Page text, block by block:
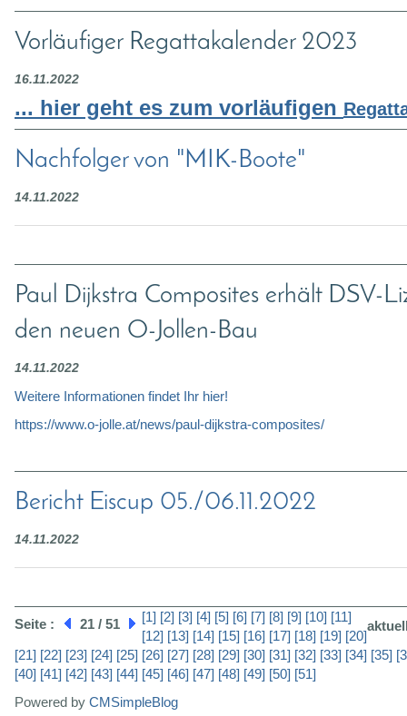
Vorläufiger Regattakalender 2023
16.11.2022
... hier geht es zum vorläufigen
Nachfolger von "MIK-Boote"
14.11.2022
Paul Dijkstra Composites erhält DSV-
den neuen O-Jollen-Bau
14.11.2022
Weitere Informationen findet Ihr hier!
https://www.o-jolle.at/news/paul-dijkstra-composites/
Bericht Eiscup 05./06.11.2022
14.11.2022
Seite : 21 / 51 [1] [2] [3] [4] [5] [6] [7] [8] [9] [10] [11]
[12] [13] [14] [15] [16] [17] [18] [19] [20]
[21] [22] [23] [24] [25] [26] [27] [28] [29] [30] [31] [32] [33] [34] [35]
[40] [41] [42] [43] [44] [45] [46] [47] [48] [49] [50] [51]
Powered by CMSimpleBlog